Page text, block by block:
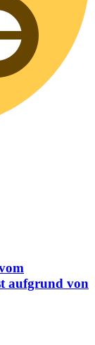
aufgrund von